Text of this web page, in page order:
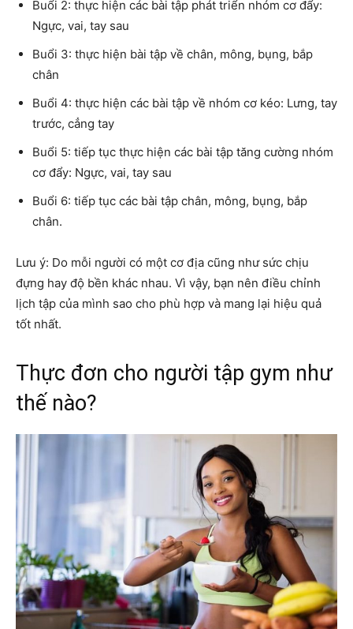
Buổi 2: thực hiện các bài tập phát triển nhóm cơ đẩy:
Ngực, vai, tay sau
Buổi 3: thực hiện bài tập về chân, mông, bụng, bắp
chân
Buổi 4: thực hiện các bài tập về nhóm cơ kéo: Lưng, tay
trước, cẳng tay
Buổi 5: tiếp tục thực hiện các bài tập tăng cường nhóm
cơ đẩy: Ngực, vai, tay sau
Buổi 6: tiếp tục các bài tập chân, mông, bụng, bắp
chân.
Lưu ý: Do mỗi người có một cơ địa cũng như sức chịu
đựng hay độ bền khác nhau. Vì vậy, bạn nên điều chỉnh
lịch tập của mình sao cho phù hợp và mang lại hiệu quả
tốt nhất.
Thực đơn cho người tập gym như
thế nào?